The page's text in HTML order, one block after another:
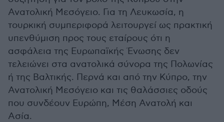
Ανατολική Μεσόγειο. Για τη Λευκωσία, η
τουρκική συμπεριφορά λειτουργεί ως πρακτική
υπενθύμιση προς τους εταίρους ότι η
ασφάλεια της Ευρωπαϊκής Ένωσης δεν
τελειώνει στα ανατολικά σύνορα της Πολωνίας
ή της Βαλτικής. Περνά και από την Κύπρο, την
Ανατολική Μεσόγειο και τις θαλάσσιες οδούς
που συνδέουν Ευρώπη, Μέση Ανατολή και
Ασία.